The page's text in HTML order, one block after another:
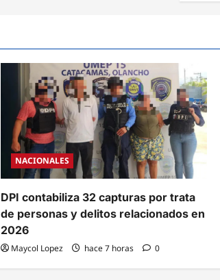
NACIONALES
DPI contabiliza 32 capturas por trata
de personas y delitos relacionados en
2026
Maycol Lopez hace 7 horas 0